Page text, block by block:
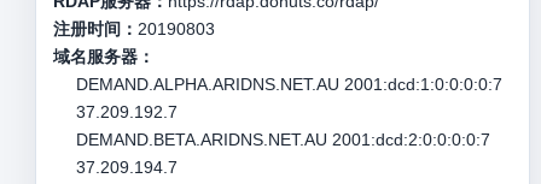
注册时间： 20190803
域名服务器：
DEMAND.ALPHA.ARIDNS.NET.AU 2001:dcd:1:0:0:0:0:7
37.209.192.7
DEMAND.BETA.ARIDNS.NET.AU 2001:dcd:2:0:0:0:0:7
37.209.194.7